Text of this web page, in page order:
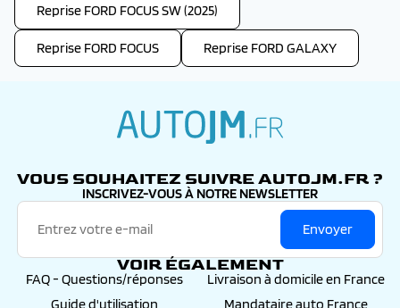
Reprise FORD FOCUS SW (2025)
Reprise FORD FOCUS Reprise FORD GALAXY
VOUS SOUHAITEZ SUIVRE AUTOJM.FR ?
INSCRIVEZ-VOUS À NOTRE NEWSLETTER
Envoyer
VOIR ÉGALEMENT
FAQ - Questions/réponses
Livraison à domicile en France
Guide d'utilisation
Mandataire auto France